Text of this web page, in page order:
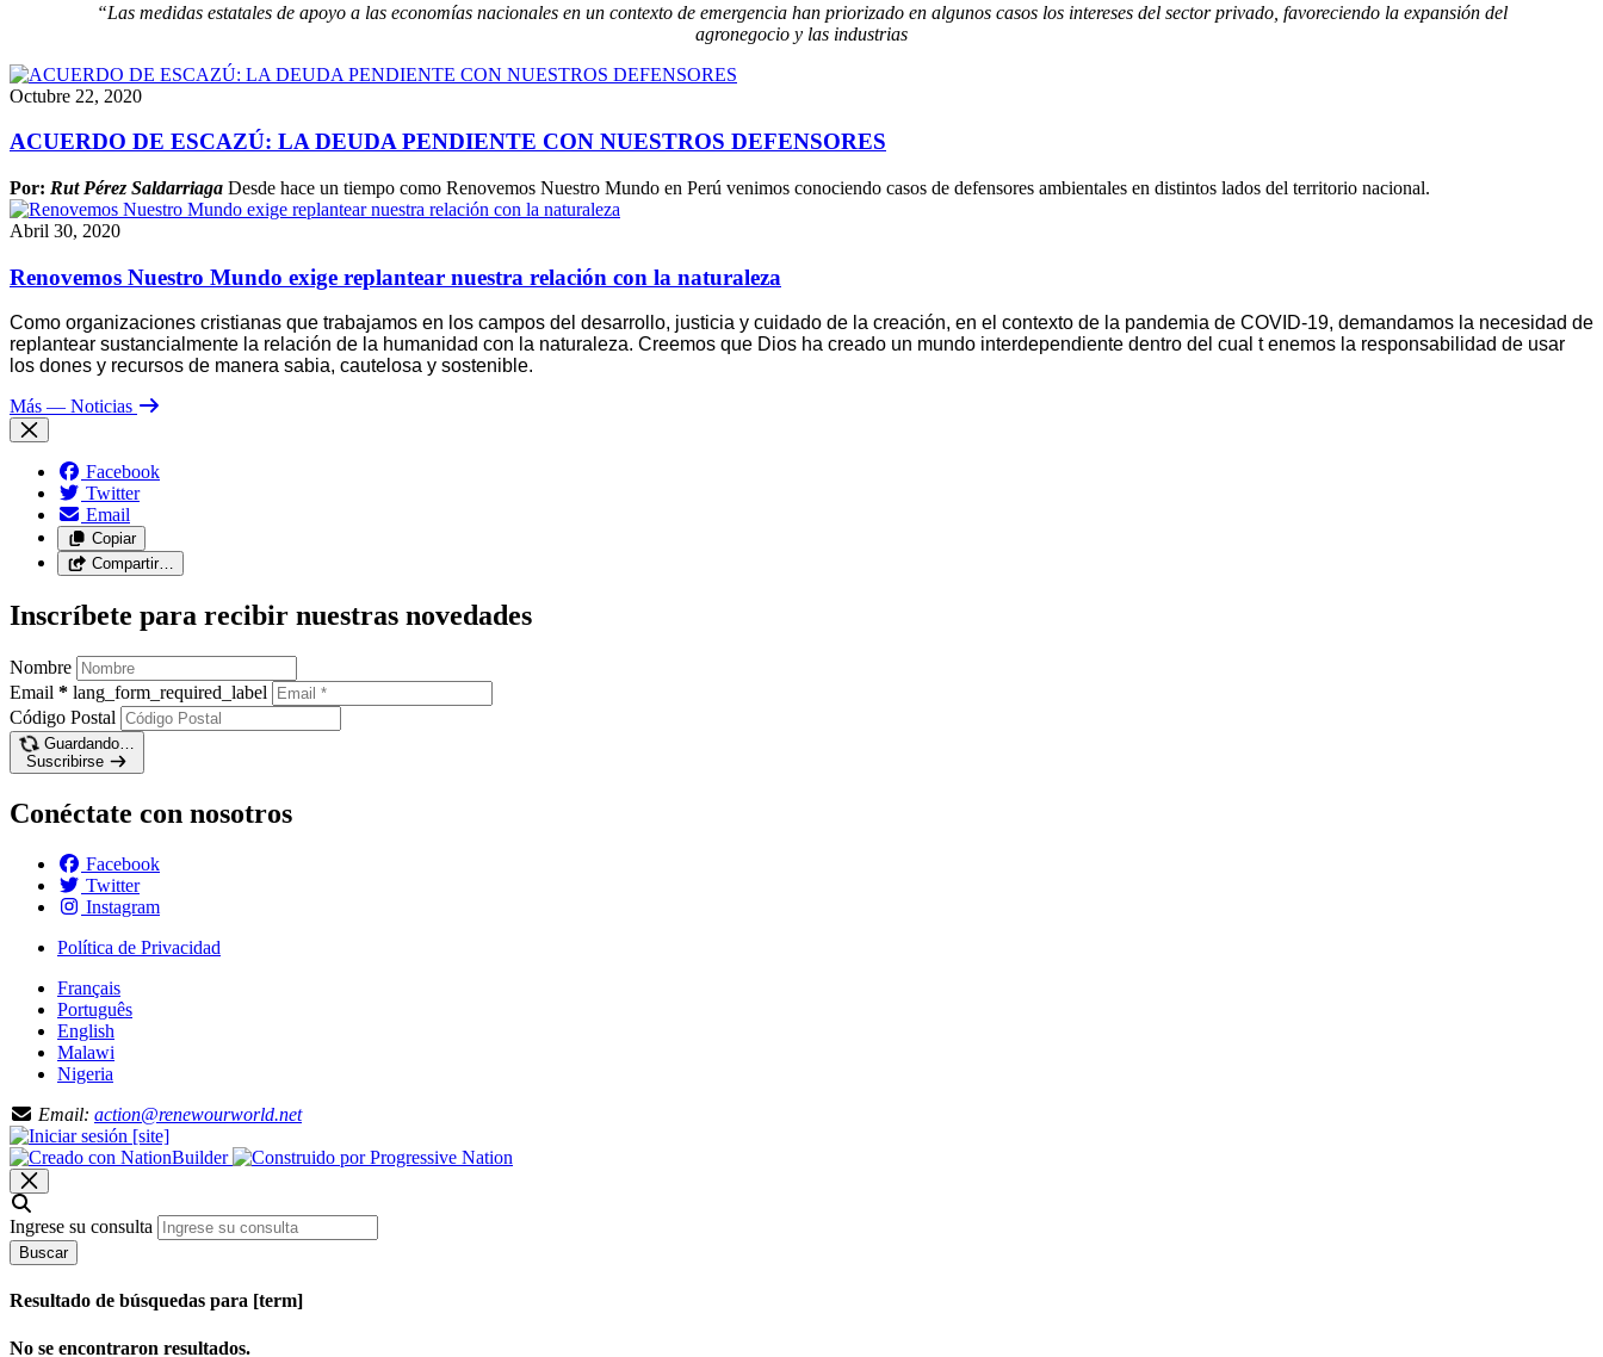
“Las medidas estatales de apoyo a las economías nacionales en un contexto de emergencia han priorizado en algunos casos los intereses del sector privado, favoreciendo la expansión del
agronegocio y las industrias
Octubre 22, 2020
ACUERDO DE ESCAZÚ: LA DEUDA PENDIENTE CON NUESTROS DEFENSORES
Por: Rut Pérez Saldarriaga Desde hace un tiempo como Renovemos Nuestro Mundo en Perú venimos conociendo casos de defensores ambientales en distintos lados del territorio nacional.
Abril 30, 2020
Renovemos Nuestro Mundo exige replantear nuestra relación con la naturaleza
Como organizaciones cristianas que trabajamos en los campos del desarrollo, justicia y cuidado de la creación, en el contexto de la pandemia de COVID-19, demandamos la necesidad de
replantear sustancialmente la relación de la humanidad con la naturaleza. Creemos que Dios ha creado un mundo interdependiente dentro del cual t enemos la responsabilidad de usar
los dones y recursos de manera sabia, cautelosa y sostenible.
Más — Noticias
Facebook
Twitter
Email
Copiar
Compartir…
Inscríbete para recibir nuestras novedades
Nombre
Email * lang_form_required_label
Código Postal
Guardando…
Suscribirse
Conéctate con nosotros
Facebook
Twitter
Instagram
Política de Privacidad
Français
Português
English
Malawi
Nigeria
Email: action@renewourworld.net
Ingrese su consulta
Buscar
Resultado de búsquedas para [term]
No se encontraron resultados.